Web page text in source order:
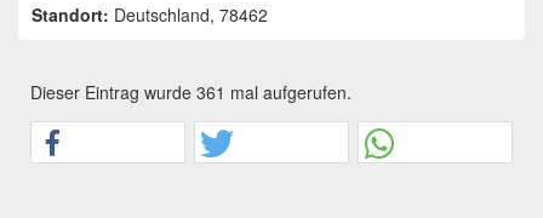
Standort: Deutschland, 78462
Dieser Eintrag wurde 361 mal aufgerufen.